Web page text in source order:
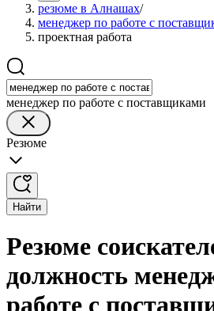
резюме в Алнашах/
менеджер по работе с
проектная работа
менеджер по работе с поставщиками
Резюме
Найти
Резюме
должность
работе с